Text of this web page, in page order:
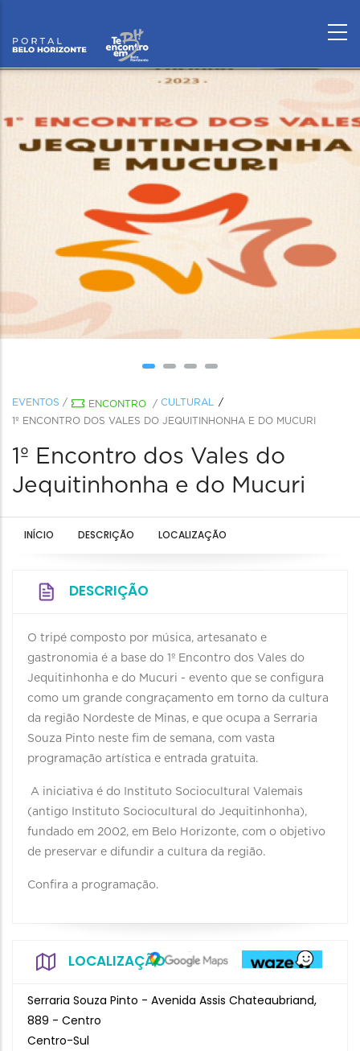
EVENTOS / ENCONTRO / CULTURAL
1º ENCONTRO DOS VALES DO JEQUITINHONHA E DO MUCURI
1º Encontro dos Vales do
Jequitinhonha e do Mucuri
INÍCIO DESCRIÇÃO LOCALIZAÇÃO
DESCRIÇÃO
O tripé composto por música, artesanato e
gastronomia é a base do 1º Encontro dos Vales do
Jequitinhonha e do Mucuri - evento que se configura
como um grande congraçamento em torno da cultura
da região Nordeste de Minas, e que ocupa a Serraria
Souza Pinto neste fim de semana, com vasta
programação artística e entrada gratuita.
A iniciativa é do Instituto Sociocultural Valemais
(antigo Instituto Sociocultural do Jequitinhonha),
fundado em 2002, em Belo Horizonte, com o objetivo
de preservar e difundir a cultura da região.
Confira a programação.
LOCALIZAÇÃO
Serraria Souza Pinto - Avenida Assis Chateaubriand,
889 - Centro
Centro-Sul